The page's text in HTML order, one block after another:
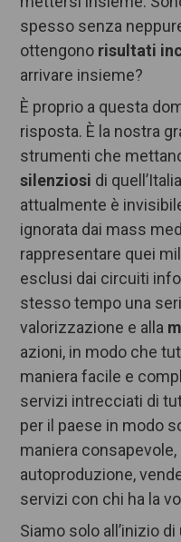
spesso senza
ottengono risultati
arrivare insieme?
È proprio a questa
risposta. È la nostra
strumenti che
silenziosi di
attualmente è
ignorata dai mass
rappresentare quei
esclusi dai circuiti
stesso tempo una
valorizzazione e alla
azioni, in modo che
maniera facile e
servizi intrecciati di
per il paese in modo
maniera
autoproduzione,
servizi con chi ha la
Siamo solo all’inizio di